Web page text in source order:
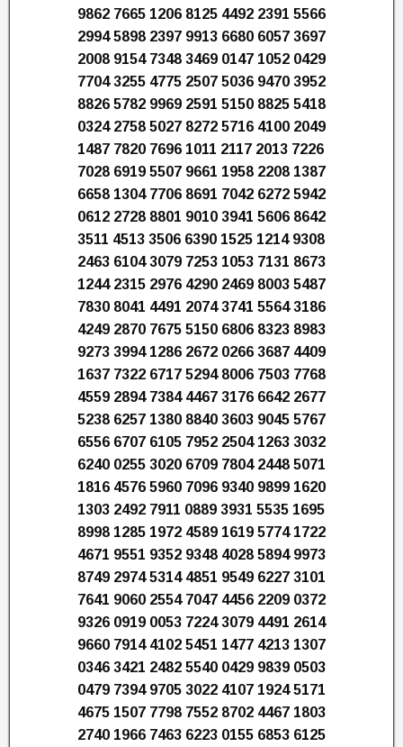
9862 7665 1206 8125 4492 2391 5566
2994 5898 2397 9913 6680 6057 3697
2008 9154 7348 3469 0147 1052 0429
7704 3255 4775 2507 5036 9470 3952
8826 5782 9969 2591 5150 8825 5418
0324 2758 5027 8272 5716 4100 2049
1487 7820 7696 1011 2117 2013 7226
7028 6919 5507 9661 1958 2208 1387
6658 1304 7706 8691 7042 6272 5942
0612 2728 8801 9010 3941 5606 8642
3511 4513 3506 6390 1525 1214 9308
2463 6104 3079 7253 1053 7131 8673
1244 2315 2976 4290 2469 8003 5487
7830 8041 4491 2074 3741 5564 3186
4249 2870 7675 5150 6806 8323 8983
9273 3994 1286 2672 0266 3687 4409
1637 7322 6717 5294 8006 7503 7768
4559 2894 7384 4467 3176 6642 2677
5238 6257 1380 8840 3603 9045 5767
6556 6707 6105 7952 2504 1263 3032
6240 0255 3020 6709 7804 2448 5071
1816 4576 5960 7096 9340 9899 1620
1303 2492 7911 0889 3931 5535 1695
8998 1285 1972 4589 1619 5774 1722
4671 9551 9352 9348 4028 5894 9973
8749 2974 5314 4851 9549 6227 3101
7641 9060 2554 7047 4456 2209 0372
9326 0919 0053 7224 3079 4491 2614
9660 7914 4102 5451 1477 4213 1307
0346 3421 2482 5540 0429 9839 0503
0479 7394 9705 3022 4107 1924 5171
4675 1507 7798 7552 8702 4467 1803
2740 1966 7463 6223 0155 6853 6125